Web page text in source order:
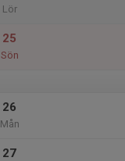
Lör
25
Sön
26
Mån
27